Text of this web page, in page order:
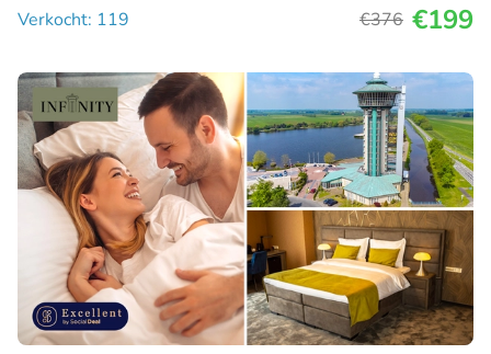
Verkocht: 119
€376 €199